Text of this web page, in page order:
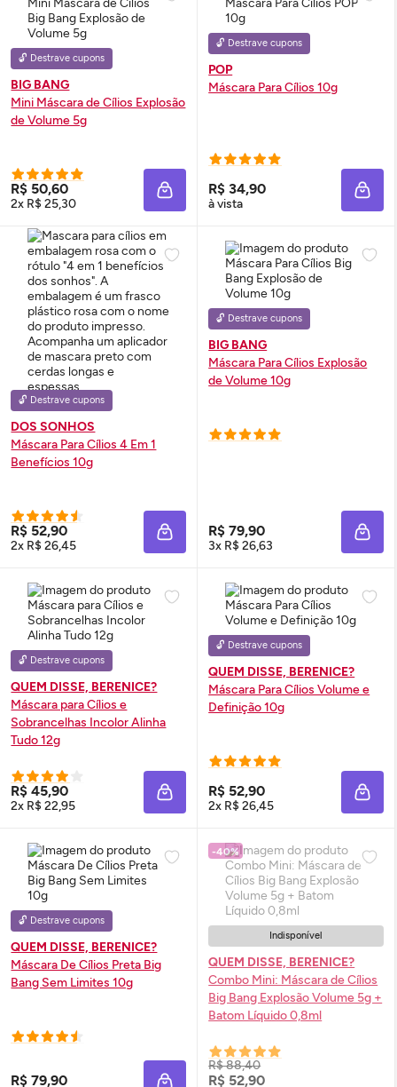
🔓 Destrave cupons
BIG BANG
Mini Máscara de Cílios Explosão
de Volume 5g
R$ 50,60
2x R$ 25,30 ADICIONAR À SACOLA
🔓 Destrave cupons
POP
Máscara Para Cílios 10g
R$ 34,90
à vista
🔓 Destrave cupons
DOS SONHOS
Máscara Para Cílios 4 Em 1
Benefícios 10g
R$ 52,90
2x R$ 26,45 ADICIONAR À SACOLA
🔓 Destrave cupons
BIG BANG
Máscara Para Cílios Explosão
de Volume 10g
R$ 79,90
3x R$ 26,63
🔓 Destrave cupons
QUEM DISSE, BERENICE?
Máscara para Cílios e
Sobrancelhas Incolor Alinha
Tudo 12g
R$ 45,90
2x R$ 22,95 ADICIONAR À SACOLA
🔓 Destrave cupons
QUEM DISSE, BERENICE?
Máscara Para Cílios Volume e
Definição 10g
R$ 52,90
2x R$ 26,45
🔓 Destrave cupons
QUEM DISSE, BERENICE?
Máscara De Cílios Preta Big
Bang Sem Limites 10g
R$ 79,90
-40%
Indisponível
QUEM DISSE, BERENICE?
Combo Mini: Máscara de Cílios
Big Bang Explosão Volume 5g +
Batom Líquido 0,8ml
R$ 88,40
R$ 52,90